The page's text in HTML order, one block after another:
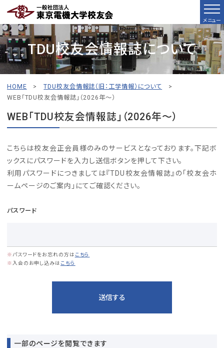
メニュー
TDU校友会情報誌について
HOME >TDU校友会情報誌（旧：工学情報）について >
WEB「TDU校友会情報誌」（2026年～）
WEB「TDU校友会情報誌」（2026年～）
こちらは校友会正会員様のみのサービスとなっております。下記ボ
ックスにパスワードを入力し送信ボタンを押して下さい。
利用パスワードにつきましては『TDU校友会情報誌』の「校友会ホ
ームページのご案内」にてご確認ください。
パスワード
※ パスワードをお忘れの方は こちら
※ 入会のお申し込みは こちら
一部のページを閲覧できます